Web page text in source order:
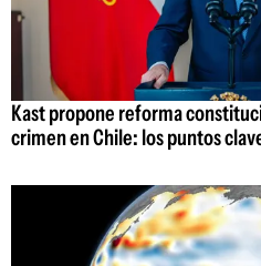
Kast propone reforma
crimen en Chile: los puntos